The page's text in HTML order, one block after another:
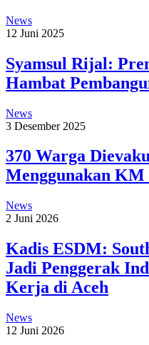
News
12 Juni 2025
Syamsul Rijal:
Hambat
News
3 Desember 2025
370 Warga
Menggunakan KM
News
2 Juni 2026
Kadis ESDM:
Jadi Penggerak
Kerja di Aceh
News
12 Juni 2026